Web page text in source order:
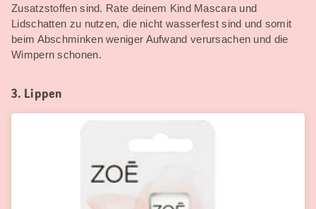
Zusatzstoffen sind. Rate deinem Kind Mascara und
Lidschatten zu nutzen, die nicht wasserfest sind und somit
beim Abschminken weniger Aufwand verursachen und die
Wimpern schonen.
3. Lippen